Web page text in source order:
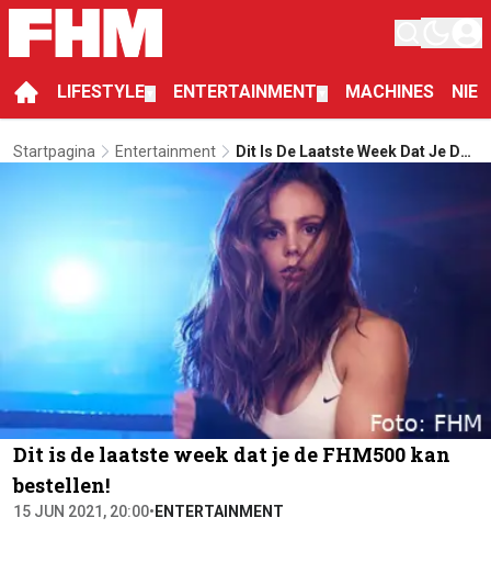
LIFESTYLE ENTERTAINMENT MACHINES
Startpagina Entertainment
Dit Is De Laatste Week Dat Je De
FHM500 Kan Bestellen!
Dit is de laatste week dat je de FHM500 kan
bestellen!
15 JUN 2021, 20:00• ENTERTAINMENT